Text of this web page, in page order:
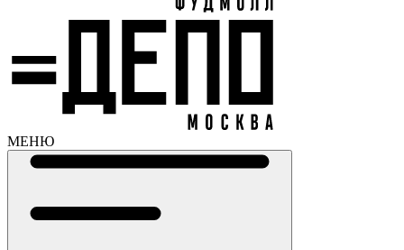
МЕНЮ